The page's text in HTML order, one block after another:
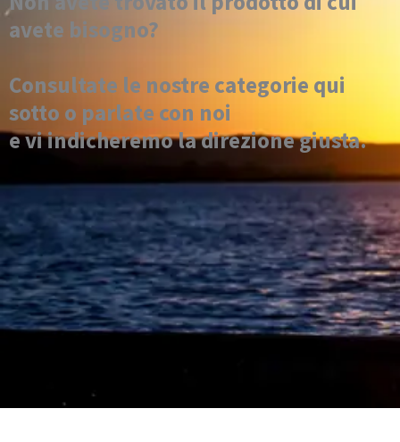
avete bisogno?
Consultate le nostre categorie qui
sotto o parlate con noi
e vi indicheremo la direzione giusta.